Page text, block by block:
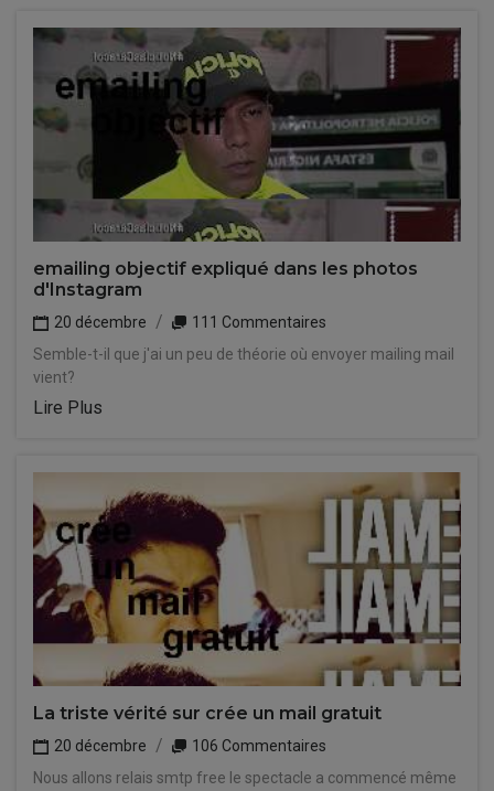
emailing objectif expliqué dans les photos
d'Instagram
20 décembre
111 Commentaires
Semble-t-il que j'ai un peu de théorie où envoyer mailing mail
vient?
Lire Plus
La triste vérité sur crée un mail gratuit
20 décembre
106 Commentaires
Nous allons relais smtp free le spectacle a commencé même